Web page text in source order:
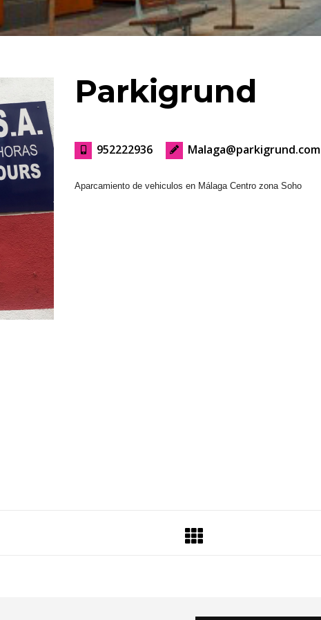
Parkigrund
952222936 Malaga@parkigrund.com
Aparcamiento de vehiculos en Málaga Centro zona Soho